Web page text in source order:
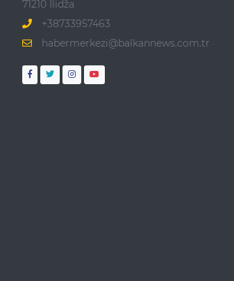
71210 Ilidža
+38733957463
habermerkezi@balkannews.com.tr